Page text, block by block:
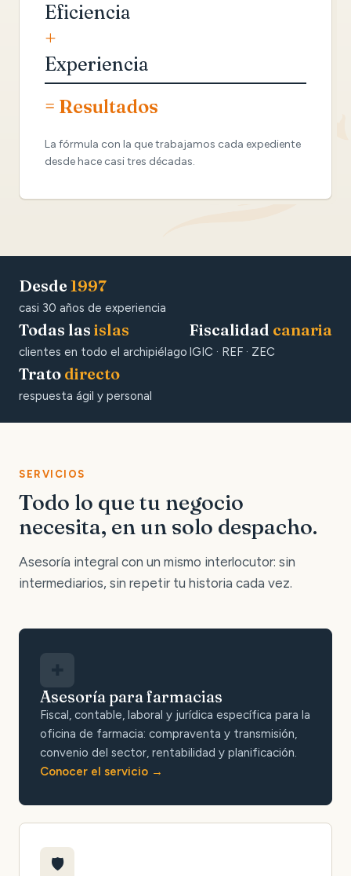
Eficiencia
+
Experiencia
= Resultados
La fórmula con la que trabajamos cada expediente
desde hace casi tres décadas.
Desde 1997
casi 30 años de experiencia
Todas las islas
clientes en todo el archipiélago
Fiscalidad canaria
IGIC · REF · ZEC
Trato directo
respuesta ágil y personal
SERVICIOS
Todo lo que tu negocio
necesita, en un solo despacho.
Asesoría integral con un mismo interlocutor: sin
intermediarios, sin repetir tu historia cada vez.
Asesoría para farmacias
Fiscal, contable, laboral y jurídica específica para la
oficina de farmacia: compraventa y transmisión,
convenio del sector, rentabilidad y planificación.
Conocer el servicio
🛡️